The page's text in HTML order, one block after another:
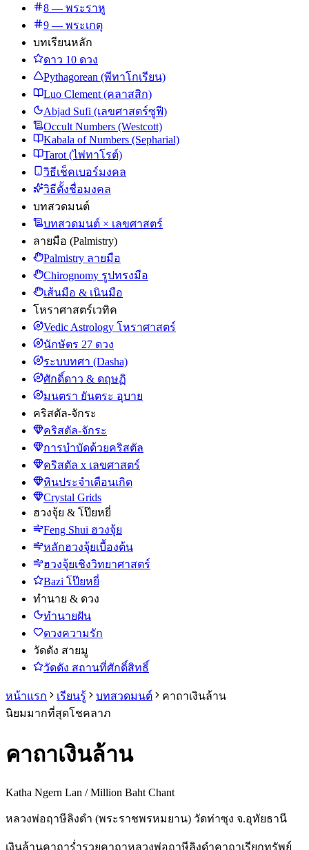
8 — พระราหู
9 — พระเกตุ
บทเรียนหลัก
ดาว 10 ดวง
Pythagorean (พีทาโกเรียน)
Luo Clement (คลาสสิก)
Abjad Sufi (เลขศาสตร์ซูฟี)
Occult Numbers (Westcott)
Kabala of Numbers (Sepharial)
Tarot (ไพ่ทาโรต์)
วิธีเช็คเบอร์มงคล
วิธีตั้งชื่อมงคล
บทสวดมนต์
บทสวดมนต์ × เลขศาสตร์
ลายมือ (Palmistry)
Palmistry ลายมือ
Chirognomy รูปทรงมือ
เส้นมือ & เนินมือ
โหราศาสตร์เวทิค
Vedic Astrology โหราศาสตร์
นักษัตร 27 ดวง
ระบบทศา (Dasha)
ศักดิ์ดาว & ดฤษฏิ
มนตรา ยันตระ อุบาย
คริสตัล-จักระ
คริสตัล-จักระ
การบำบัดด้วยคริสตัล
คริสตัล x เลขศาสตร์
หินประจำเดือนเกิด
Crystal Grids
ฮวงจุ้ย & โป๊ยหยี่
Feng Shui ฮวงจุ้ย
หลักฮวงจุ้ยเบื้องต้น
ฮวงจุ้ยเชิงวิทยาศาสตร์
Bazi โป๊ยหยี่
ทำนาย & ดวง
ทำนายฝัน
ดวงความรัก
วัดดัง สายมู
วัดดัง สถานที่ศักดิ์สิทธิ์
หน้าแรก เรียนรู้ บทสวดมนต์
คาถาเงินล้าน
นิยมมากที่สุดโชคลาภ
คาถาเงินล้าน
Katha Ngern Lan / Million Baht Chant
หลวงพ่อฤาษีลิงดำ (พระราชพรหมยาน) วัดท่าซุง จ.อุทัยธานี
เงินล้านคาถาร่ำรวยคาถาหลวงพ่อฤาษีลิงดำคาถาเรียกทรัพย์